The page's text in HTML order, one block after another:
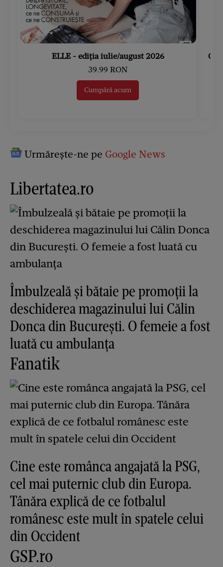
ELLE - ediția iulie/august 2026
39.99 RON
Cumpără acum
Urmărește-ne pe Google News
Libertatea.ro
Îmbulzeală și bătaie pe promoții la
deschiderea magazinului lui Călin
Donca din București. O femeie a fost
luată cu ambulanța
Fanatik
Cine este românca angajată la PSG,
cel mai puternic club din Europa.
Tânăra explică de ce fotbalul
românesc este mult în spatele celui
din Occident
GSP.ro